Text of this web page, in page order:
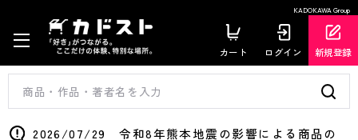
KADOKAWA Group
カート ログイン 新規登録
2026/07/29 令和8年熊本地震の影響による商品の